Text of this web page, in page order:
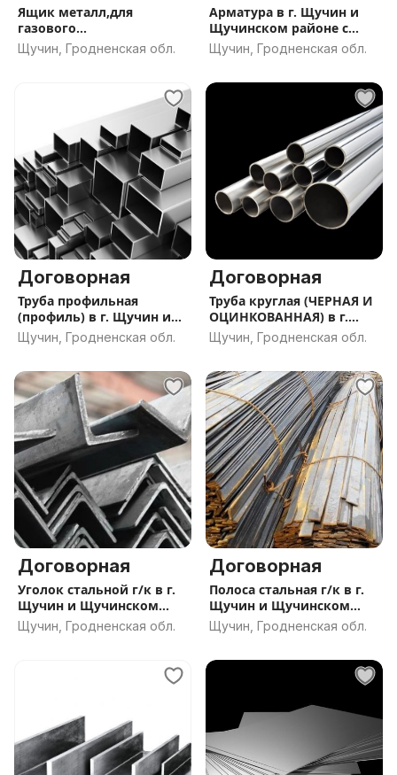
Ящик металл,для
газового
счётчика,редуктора
Щучин, Гродненская обл.
Арматура в г. Щучин и
Щучинском районе с
ДОСТАВКОЙ
Щучин, Гродненская обл.
Договорная
Труба профильная
(профиль) в г. Щучин и
Щучинском районе с
ДОСТАВКОЙ
Щучин, Гродненская обл.
Договорная
Труба круглая (ЧЕРНАЯ И
ОЦИНКОВАННАЯ) в г.
Щучин и Щучинском
районе с ДОСТАВКОЙ
Щучин, Гродненская обл.
Договорная
Уголок стальной г/к в г.
Щучин и Щучинском
районе с ДОСТАВКОЙ
Щучин, Гродненская обл.
Договорная
Полоса стальная г/к в г.
Щучин и Щучинском
районе с ДОСТАВКОЙ
Щучин, Гродненская обл.